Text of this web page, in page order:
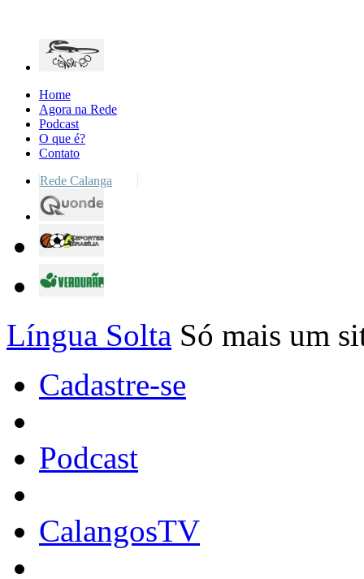
Home
Agora na Rede
Podcast
O que é?
Contato
Rede Calanga
Língua Solta Só mais um
Cadastre-se
Podcast
CalangosTV